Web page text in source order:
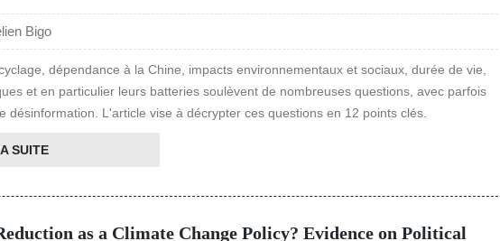
Bigo
dépendance à la Chine, impacts environnementaux et sociaux, durée de vie,
et en particulier leurs batteries soulèvent de nombreuses questions, avec parfois
désinformation. L'article vise à décrypter ces questions en 12 points clés.
SUITE
as a Climate Change Policy? Evidence on Political